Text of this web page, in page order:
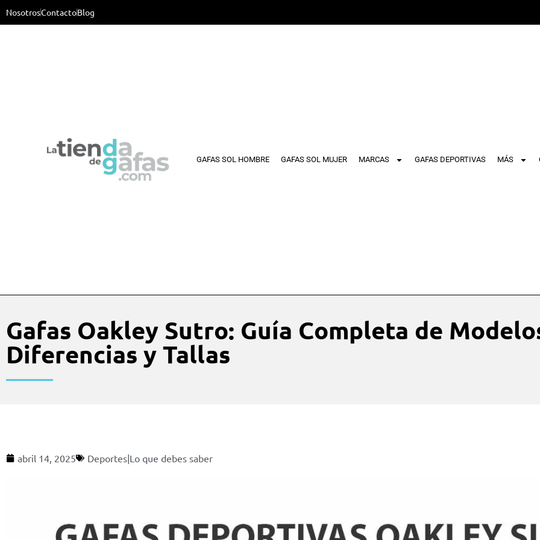
NosotrosContactoBlog
GAFAS SOL HOMBRE GAFAS SOL MUJER MARCAS GAFAS DEPORTIVAS MÁS
Gafas Oakley Sutro: Guía Completa de
Diferencias y Tallas
abril 14, 2025 Deportes|Lo que debes saber